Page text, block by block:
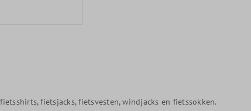
fietsjacks, fietsvesten, windjacks en fietssokken.